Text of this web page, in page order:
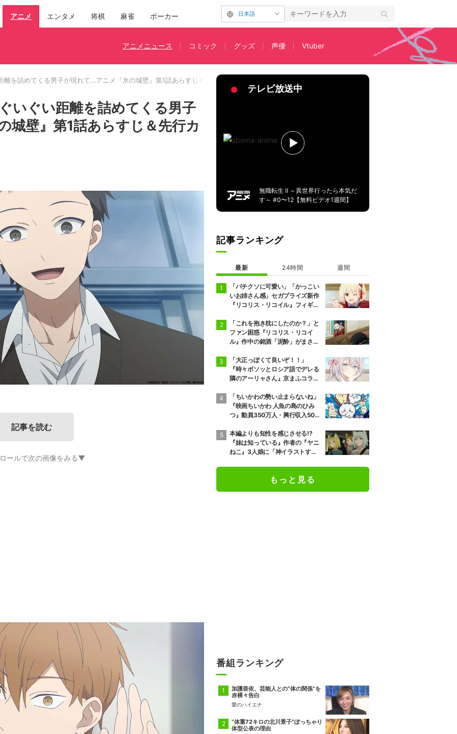
アニメ エンタメ 将棋 麻雀 ポーカー 日本語
アニメニュース コミック グッズ 声優 Vtuber
離を詰めてくる男子が現れて…アニメ『氷の城壁』第1話あらすじ＆先行カット解禁
いぐい距離を詰めてくる男子
城壁』第1話あらすじ＆先行カ
記事を読む
ールで次の画像をみる▼
テレビ放送中
無職転生 Ⅱ ～異世界行ったら本気だ
す～ #0〜12【無料ビデオ1週間】
記事ランキング
最新 24時間 週間
「バチクソに可愛い」「かっこい
いお姉さん感」セガプライズ新作
『リコリス・リコイル』フィギュ
「これを抱き枕にしたのか？」と
ファン困惑『リコリス・リコイ
ル』作中の銘酒「泥酔」がまさか
「大正っぽくて良いぞ！！」
『時々ボソッとロシア語でデレる
隣のアーリャさん』京まふコラボ
「ちいかわの勢い止まらないね」
『映画ちいかわ 人魚の島のひみ
つ』動員350万人・興行収入50億
本編よりも知性を感じさせる!?
『妹は知っている』作者の『ヤニ
ねこ』3人娘に「神イラストすぎ
もっと見る
番組ランキング
加護亜依、芸能人との“体の関係”を
赤裸々告白
愛のハイエナ
“体重72キロの北川景子”ぽっちゃり
体型公表の理由